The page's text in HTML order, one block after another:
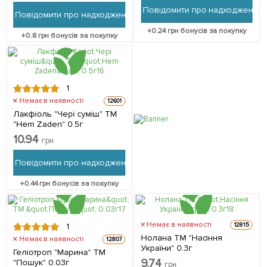
Повідомити про надходження
+0.8грн бонусів за покупку
Повідомити про надходження
+0.24грн бонусів за покупку
1
Немає в наявності 12601
Лакфіоль "Чері суміш" ТМ
"Hem Zaden" 0.5г
10.94 грн
Повідомити про надходження
+0.44грн бонусів за покупку
1
Немає в наявності 12807
Геліотроп "Марина" ТМ
"Пошук" 0.03г
Немає в наявності 12815
Нолана ТМ "Насіння
України" 0.3г
9.74 грн